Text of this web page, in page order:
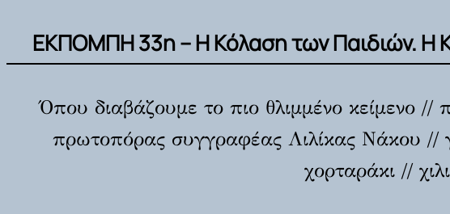
ΕΚΠΟΜΠΗ 33η – Η Κόλαση των Παιδιών. Η
Όπου διαβάζουμε το πιο θλιμμένο κείμενο
πρωτοπόρας συγγραφέας Λιλίκας Νάκου //
χορταράκι //